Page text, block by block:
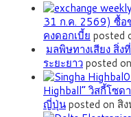
31 ก.ค. 2569) ซื้อ
คงดอกเบี้ย posted
มลพิษทางเสียง สิ่ง
ระยะยาวposted
Highball” วิสกี้โซ
ญี่ปุ่นposted on สิ